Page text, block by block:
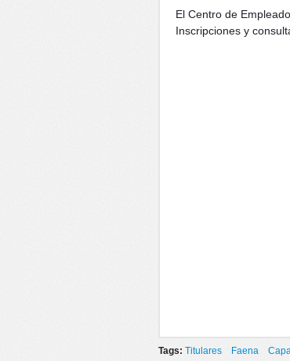
El Centro de
Inscripciones y
Tags: Titulares Faena